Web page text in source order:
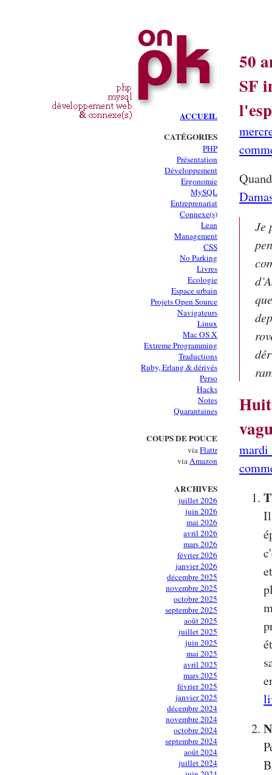
ACCUEIL
CATÉGORIES
PHP
Présentation
Développement
Ergonomie
MySQL
Entreprenariat
Connexe(s)
Lean
Management
CSS
No Parking
Livres
Ecologie
Espace urbain
Projets Open Source
Navigateurs
Linux
Mac OS X
Extreme Programming
Traductions
Ruby, Erlang & dérivés
Perso
Hacks
Notes
Quarantaines
COUPS DE POUCE
viaFlattr
viaAmazon
ARCHIVES
juillet 2026
juin 2026
mai 2026
avril 2026
mars 2026
février 2026
janvier 2026
décembre 2025
novembre 2025
octobre 2025
septembre 2025
août 2025
juillet 2025
juin 2025
mai 2025
avril 2025
mars 2025
février 2025
janvier 2025
décembre 2024
novembre 2024
octobre 2024
septembre 2024
août 2024
juillet 2024
50
SF
Je
mardi
Il